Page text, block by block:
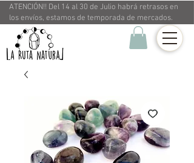
ATENCIÓN!! Del 14 al 30 de Julio habrá retrasos en
los envíos, estamos de temporada de mercados.